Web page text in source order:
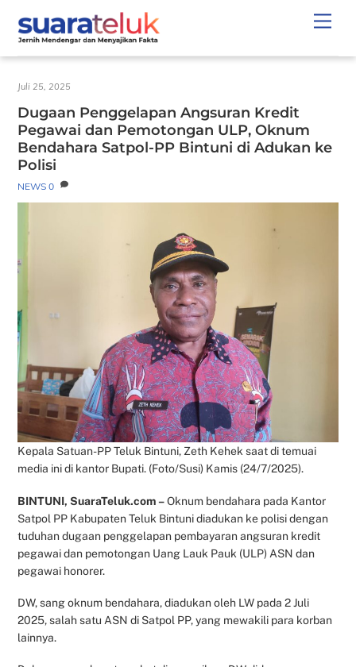
content
Juli 25, 2025
Dugaan Penggelapan Angsuran Kredit
Pegawai dan Pemotongan ULP, Oknum
Bendahara Satpol-PP Bintuni di Adukan ke
Polisi
NEWS 0
Kepala Satuan-PP Teluk Bintuni, Zeth Kehek saat di temuai
media ini di kantor Bupati. (Foto/Susi) Kamis (24/7/2025).
BINTUNI, SuaraTeluk.com –Oknum bendahara pada Kantor
Satpol PP Kabupaten Teluk Bintuni diadukan ke polisi dengan
tuduhan dugaan penggelapan pembayaran angsuran kredit
pegawai dan pemotongan Uang Lauk Pauk (ULP) ASN dan
pegawai honorer.
DW, sang oknum bendahara, diadukan oleh LW pada 2 Juli
2025, salah satu ASN di Satpol PP, yang mewakili para korban
lainnya.